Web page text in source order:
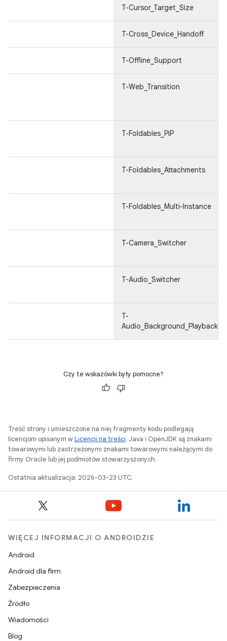
T-Cursor_Target_Size
T-Cross_Device_Handoff
T-Offline_Support
T-Web_Transition
T-Foldables_PiP
T-Foldables_Attachments
T-Foldables_Multi-Instance
T-Camera_Switcher
T-Audio_Switcher
T-
Audio_Background_Playback
Czy te wskazówki były pomocne?
Treść strony i umieszczone na niej fragmenty kodu podlegają
licencjom opisanym wLicencji na treści. Java i OpenJDK są znakami
towarowymi lub zastrzeżonymi znakami towarowymi należącymi do
firmy Oracle lub jej podmiotów stowarzyszonych.
Ostatnia aktualizacja: 2026-03-23 UTC.
WIĘCEJ INFORMACJI O ANDROIDZIE
Android
Android dla firm
Zabezpieczenia
Źródło
Wiadomości
Blog